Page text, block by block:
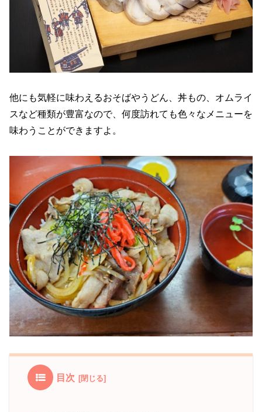
他にも気軽に味わえるおそばやうどん、丼もの、オムライ
スなど種類が豊富なので、何度訪れても色々なメニューを
味わうことができますよ。
目次